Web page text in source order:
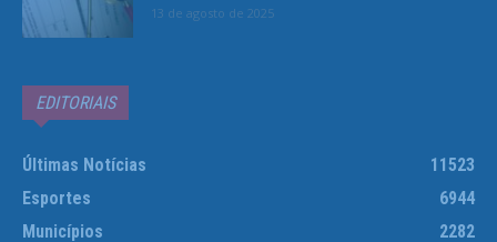
13 de agosto de 2025
EDITORIAIS
Últimas Notícias
11523
Esportes
6944
Municípios
2282